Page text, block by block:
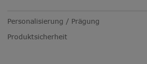
Personalisierung / Prägung
Produktsicherheit